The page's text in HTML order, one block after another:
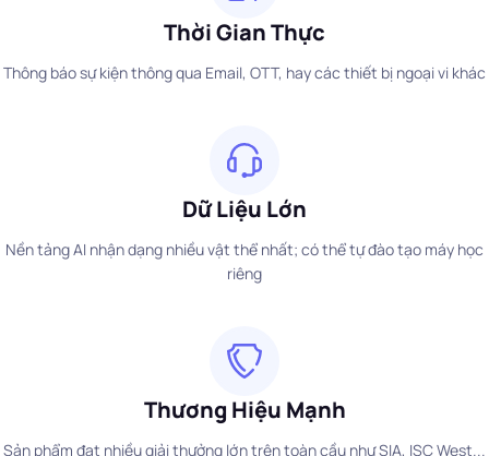
Thời Gian Thực
Thông báo sự kiện thông qua Email, OTT, hay các thiết bị ngoại vi khác
Dữ Liệu Lớn
Nền tảng AI nhận dạng nhiều vật thể nhất; có thể tự đào tạo máy học
riêng
Thương Hiệu Mạnh
Sản phẩm đạt nhiều giải thưởng lớn trên toàn cầu như SIA, ISC West...